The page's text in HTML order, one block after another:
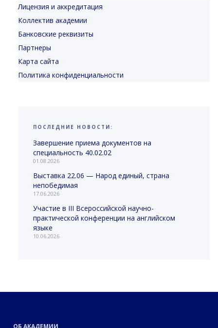
Лицензия и аккредитация
Коллектив академии
Банковские реквизиты
Партнеры
Карта сайта
Политика конфиденциальности
ПОСЛЕДНИЕ НОВОСТИ:
Завершение приема документов на
специальность 40.02.02
01.08.2026
Выставка 22.06 — Народ единый, страна
непобедимая
17.06.2026
Участие в III Всероссийской научно-
практической конференции на английском
языке
10.06.2026
ОБ АКАДЕМИИ